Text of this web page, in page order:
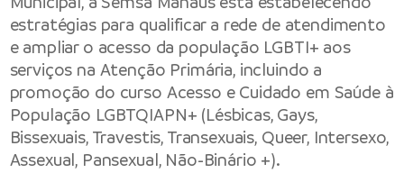
estratégias para qualificar a rede de atendimento
e ampliar o acesso da população LGBTI+ aos
serviços na Atenção Primária, incluindo a
promoção do curso Acesso e Cuidado em Saúde à
População LGBTQIAPN+ (Lésbicas, Gays,
Bissexuais, Travestis, Transexuais, Queer, Intersexo,
Assexual, Pansexual, Não-Binário +).